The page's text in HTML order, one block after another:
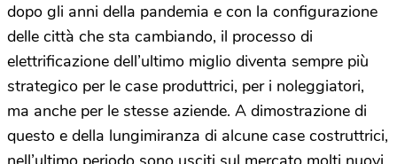
dopo gli anni della pandemia e con la configurazione
delle città che sta cambiando, il processo di
elettrificazione dell’ultimo miglio diventa sempre più
strategico per le case produttrici, per i noleggiatori,
ma anche per le stesse aziende. A dimostrazione di
questo e della lungimiranza di alcune case costruttrici,